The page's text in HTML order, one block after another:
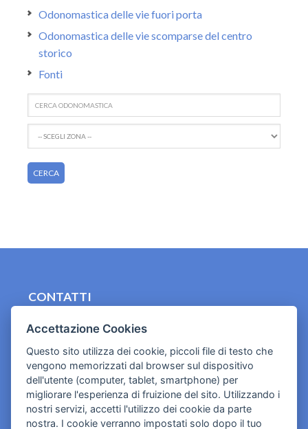
Odonomastica delle vie fuori porta
Odonomastica delle vie scomparse del centro
storico
Fonti
CONTATTI
Cookies e informativa privacy
Accettazione Cookies
Questo sito utilizza dei cookie, piccoli file di testo che
vengono memorizzati dal browser sul dispositivo
dell'utente (computer, tablet, smartphone) per
migliorare l'esperienza di fruizione del sito. Utilizzando i
nostri servizi, accetti l'utilizzo dei cookie da parte
nostra. I cookie verranno impostati solo dopo il tuo